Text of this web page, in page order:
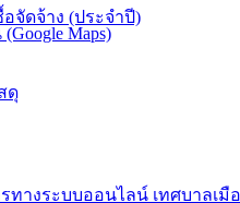
Maps)
จัดจ้าง (ประจำปี)
ดุ
รทางระบบออนไลน์ เทศบาลเมื